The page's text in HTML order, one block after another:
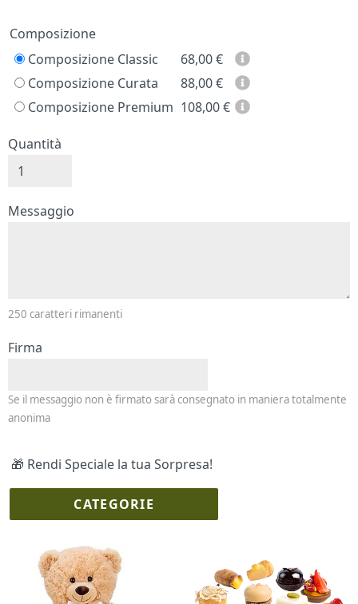
Prezzo
Composizione
Composizione Classic
68,00€
Composizione Curata
88,00€
Composizione Premium 108,00€
Quantità
Messaggio e firma
Messaggio
250 caratteri rimanenti
Firma
Se il messaggio non è firmato sarà consegnato in maniera totalmente
anonima
🎁 Rendi Speciale la tua Sorpresa!
CATEGORIE
I più scelti
Profumi Collane Lussoni®